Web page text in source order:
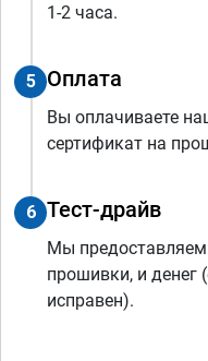
1-2 часа.
5 Оплата
Вы оплачиваете
сертификат на
6 Тест-драйв
Мы предоставляем
прошивки, и денег
исправен).